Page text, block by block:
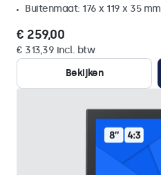
Buitenmaat: 176 x 119 x 35 mm
€ 259,00
€ 313,39 incl. btw
Bekijken